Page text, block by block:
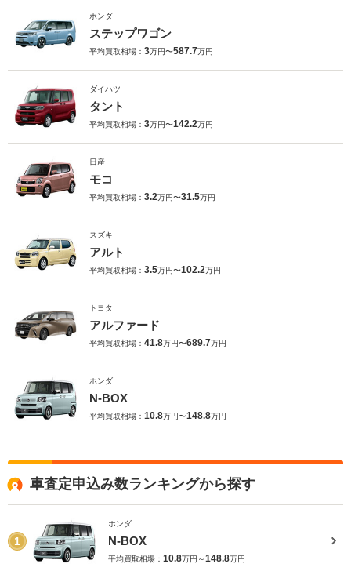
ホンダ
ステップワゴン
平均買取相場： 3万円〜587.7万円
ダイハツ
タント
平均買取相場： 3万円〜142.2万円
日産
モコ
平均買取相場： 3.2万円〜31.5万円
スズキ
アルト
平均買取相場： 3.5万円〜102.2万円
トヨタ
アルファード
平均買取相場： 41.8万円〜689.7万円
ホンダ
N-BOX
平均買取相場： 10.8万円〜148.8万円
車査定申込み数ランキングから探す
1
ホンダ
N-BOX
平均買取相場： 10.8万円～148.8万円